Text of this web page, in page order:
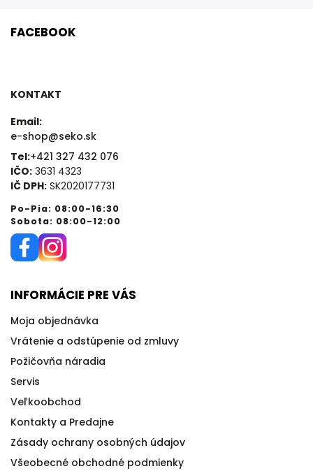
FACEBOOK
KONTAKT
Email:
e-shop@seko.sk
Tel:+421 327 432 076
IČO: 3631 4323
IČ DPH: SK2020177731
Po-Pia: 08:00-16:30
Sobota: 08:00-12:00
INFORMÁCIE PRE VÁS
Moja objednávka
Vrátenie a odstúpenie od zmluvy
Požičovňa náradia
Servis
Veľkoobchod
Kontakty a Predajne
Zásady ochrany osobných údajov
Všeobecné obchodné podmienky